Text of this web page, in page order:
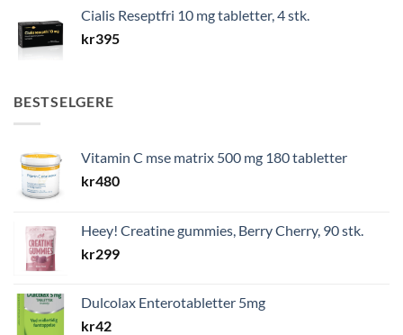
Cialis Reseptfri 10 mg tabletter, 4 stk.
kr395
BESTSELGERE
Vitamin C mse matrix 500 mg 180 tabletter
kr480
Heey! Creatine gummies, Berry Cherry, 90 stk.
kr299
Dulcolax Enterotabletter 5mg
kr42